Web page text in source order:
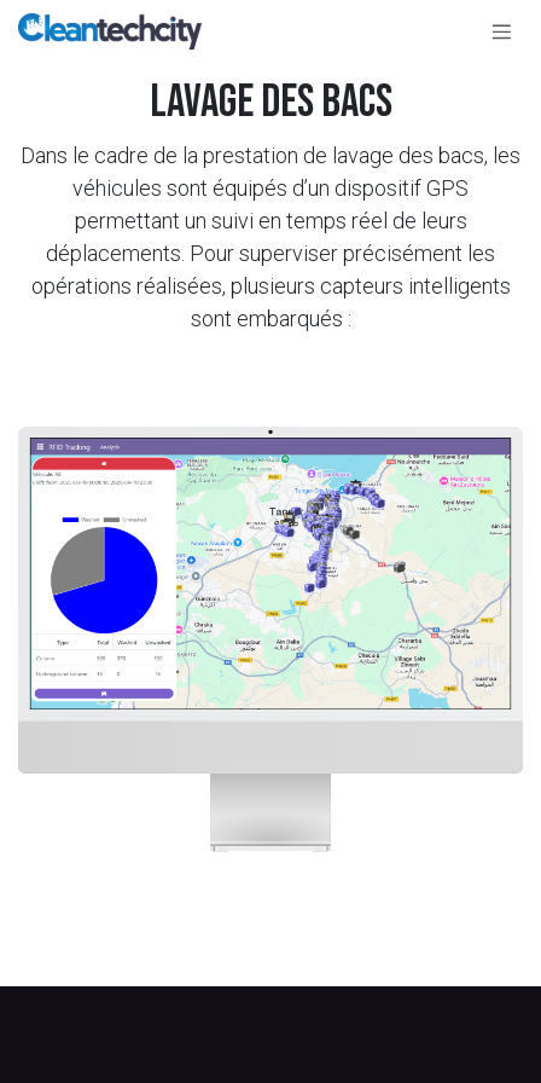
Se rendre au contenu
lavage des bacs
Dans le cadre de la prestation de lavage des bacs, les
véhicules sont équipés d’un dispositif GPS
permettant un suivi en temps réel de leurs
déplacements. Pour superviser précisément les
opérations réalisées, plusieurs capteurs intelligents
sont embarqués :